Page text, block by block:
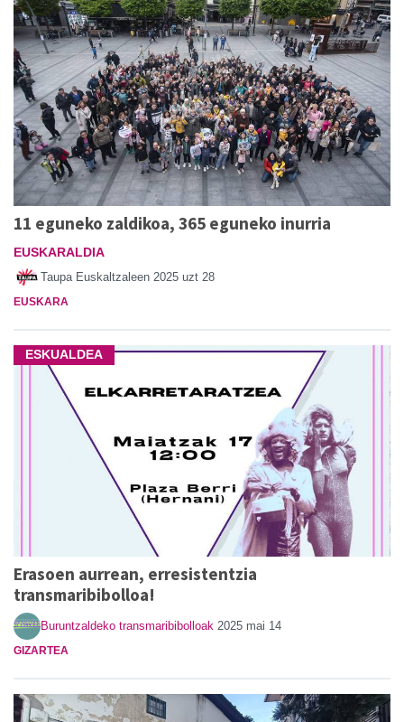
11 eguneko zaldikoa, 365 eguneko inurria
EUSKARALDIA
Taupa Euskaltzaleen 2025 uzt 28
EUSKARA
ESKUALDEA
Erasoen aurrean, erresistentzia
transmaribibolloa!
Buruntzaldeko transmaribibolloak 2025 mai 14
GIZARTEA